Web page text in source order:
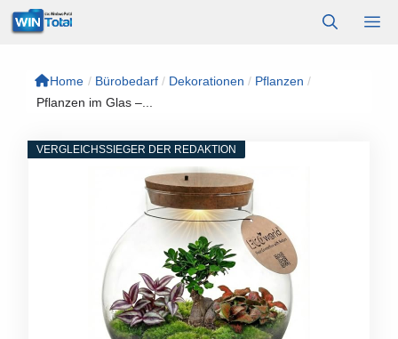
Zum
Inhalt
Home / Bürobedarf / Dekorationen / Pflanzen /
Pflanzen im Glas –...
VERGLEICHSSIEGER DER REDAKTION